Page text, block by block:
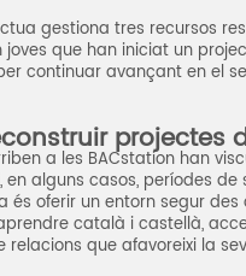
gestiona tres recursos
joves que han iniciat un
continuar avançant en el
projectes
a les BACstation han
alguns casos, períodes de
és oferir un entorn segur des
català i castellà,
relacions que afavoreixi la